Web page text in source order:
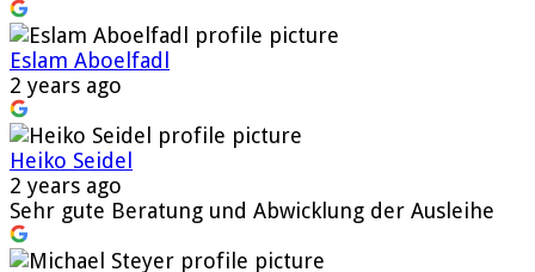
Eslam Aboelfadl
2 years ago
Heiko Seidel
2 years ago
Sehr gute Beratung und Abwicklung der Ausleihe